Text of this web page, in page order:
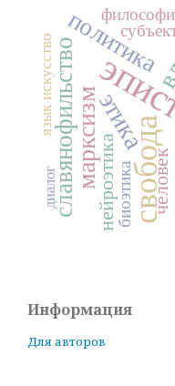
свобода
этика
марксизм
политика
славянофильство человек
нейроэтикабиоэтика
искусство
язык
диалог
Информация
Для авторов